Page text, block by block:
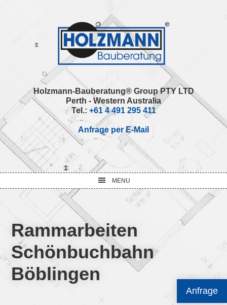
Anfrage
navigation
Holzmann-Bauberatung® Group PTY LTD
Perth - Western Australia
Tel.: +61 4 491 295 411
Anfrage per E-Mail
MENU
Rammarbeiten
Schönbuchbahn
Böblingen